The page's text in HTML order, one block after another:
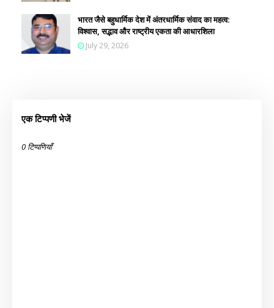
भारत जैसे बहुधार्मिक देश में अंतरधार्मिक संवाद का महत्व:
विश्वास, सद्भाव और राष्ट्रीय एकता की आधारशिला
July 29, 2026
एक टिप्पणी भेजें
0 टिप्पणियाँ